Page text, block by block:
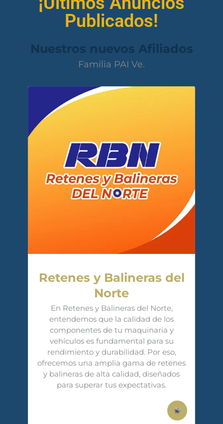
Publicados!
Nuestros nuevos Afiliados
Familia PAI Ve.
Retenes y Balineras del
Norte
En Retenes y Balineras del Norte,
entendemos que la calidad de los
componentes de tu maquinaria y
vehículos es fundamental para su
rendimiento y durabilidad. Por eso,
ofrecemos una amplia gama de retenes
y balineras de alta calidad, diseñados
para superar tus expectativas.